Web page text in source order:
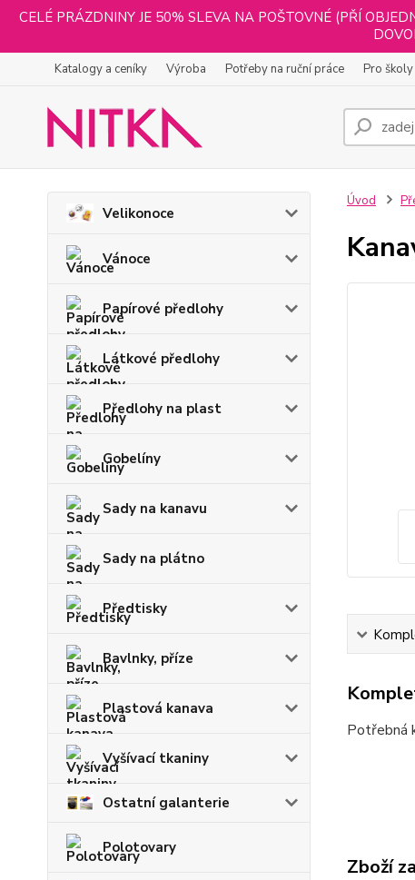
CELÉ PRÁZDNINY JE 50% SLEVA NA POŠTOVNÉ (PŘÍ
Katalogy a ceníky Výroba Potřeby na ruční práce Pro školy
Velikonoce
Vánoce
Papírové předlohy
Látkové předlohy
Předlohy na plast
Gobelíny
Sady na kanavu
Sady na plátno
Předtisky
Bavlnky, příze
Plastová kanava
Vyšívací tkaniny
Ostatní galanterie
Polotovary
Úvod
Potřebná
Zboží